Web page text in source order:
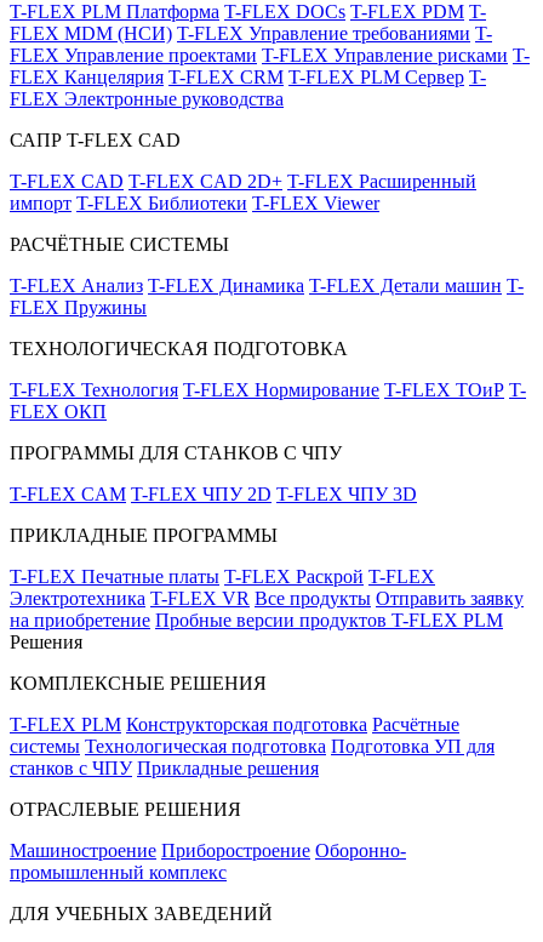
T-FLEX PLM Платформа T-FLEX DOCs T-FLEX PDM T-
FLEX MDM (НСИ) T-FLEX Управление требованиями T-
FLEX Управление проектами T-FLEX Управление рисками T-
FLEX Канцелярия T-FLEX CRM T-FLEX PLM Сервер T-
FLEX Электронные руководства
САПР T-FLEX CAD
T-FLEX CAD T-FLEX CAD 2D+ T-FLEX Расширенный
импорт T-FLEX Библиотеки T-FLEX Viewer
РАСЧЁТНЫЕ СИСТЕМЫ
T-FLEX Анализ T-FLEX Динамика T-FLEX Детали машин T-
FLEX Пружины
ТЕХНОЛОГИЧЕСКАЯ ПОДГОТОВКА
T-FLEX Технология T-FLEX Нормирование T-FLEX ТОиР T-
FLEX ОКП
ПРОГРАММЫ ДЛЯ СТАНКОВ С ЧПУ
T-FLEX CAM T-FLEX ЧПУ 2D T-FLEX ЧПУ 3D
ПРИКЛАДНЫЕ ПРОГРАММЫ
T-FLEX Печатные платы T-FLEX Раскрой T-FLEX
Электротехника T-FLEX VR Все продукты Отправить заявку
на приобретение Пробные версии продуктов T-FLEX PLM
Решения
КОМПЛЕКСНЫЕ РЕШЕНИЯ
T-FLEX PLM Конструкторская подготовка Расчётные
системы Технологическая подготовка Подготовка УП для
станков с ЧПУ Прикладные решения
ОТРАСЛЕВЫЕ РЕШЕНИЯ
Машиностроение Приборостроение Оборонно-
промышленный комплекс
ДЛЯ УЧЕБНЫХ ЗАВЕДЕНИЙ